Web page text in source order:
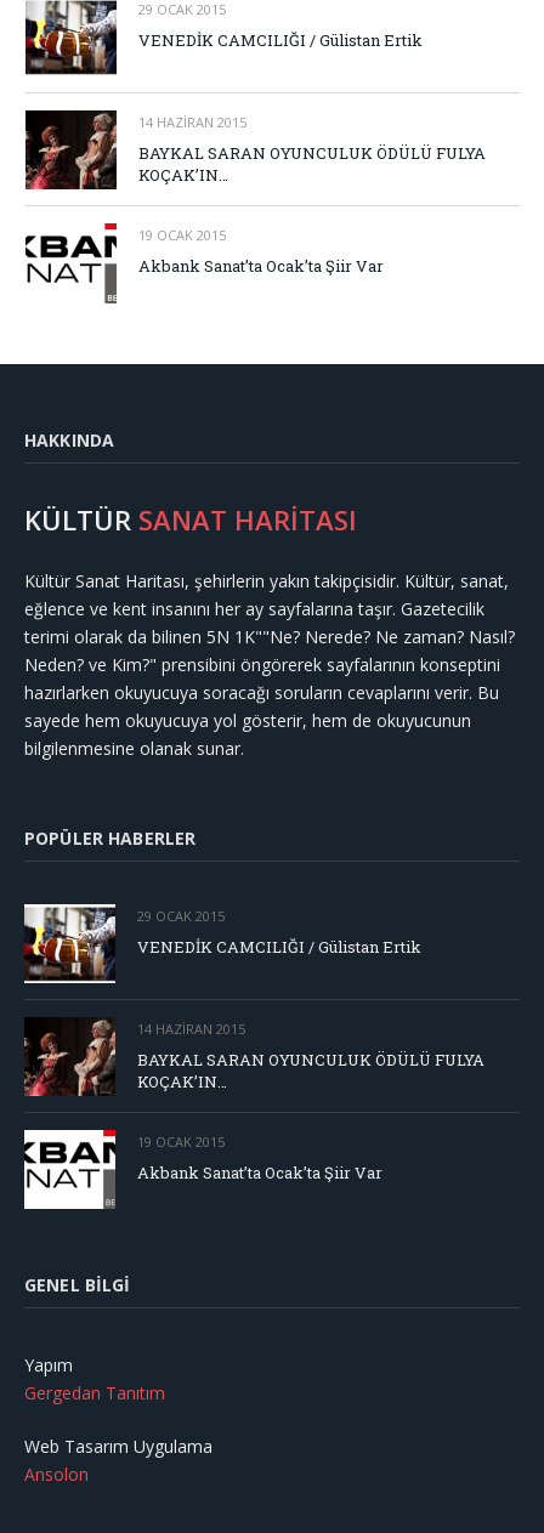
29 OCAK 2015
VENEDİK CAMCILIĞI / Gülistan Ertik
14 HAZIRAN 2015
BAYKAL SARAN OYUNCULUK ÖDÜLÜ FULYA
KOÇAK’IN…
19 OCAK 2015
Akbank Sanat’ta Ocak’ta Şiir Var
HAKKINDA
KÜLTÜR SANAT HARİTASI
Kültür Sanat Haritası, şehirlerin yakın takipçisidir. Kültür, sanat,
eğlence ve kent insanını her ay sayfalarına taşır. Gazetecilik
terimi olarak da bilinen 5N 1K""Ne? Nerede? Ne zaman? Nasıl?
Neden? ve Kim?" prensibini öngörerek sayfalarının konseptini
hazırlarken okuyucuya soracağı soruların cevaplarını verir. Bu
sayede hem okuyucuya yol gösterir, hem de okuyucunun
bilgilenmesine olanak sunar.
POPÜLER HABERLER
29 OCAK 2015
VENEDİK CAMCILIĞI / Gülistan Ertik
14 HAZIRAN 2015
BAYKAL SARAN OYUNCULUK ÖDÜLÜ FULYA
KOÇAK’IN…
19 OCAK 2015
Akbank Sanat’ta Ocak’ta Şiir Var
GENEL BILGI
Yapım
Gergedan Tanıtım
Web Tasarım Uygulama
Ansolon